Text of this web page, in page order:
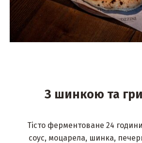
З шинкою та
Тісто ферментоване 24
соус, моцарела, шинка,